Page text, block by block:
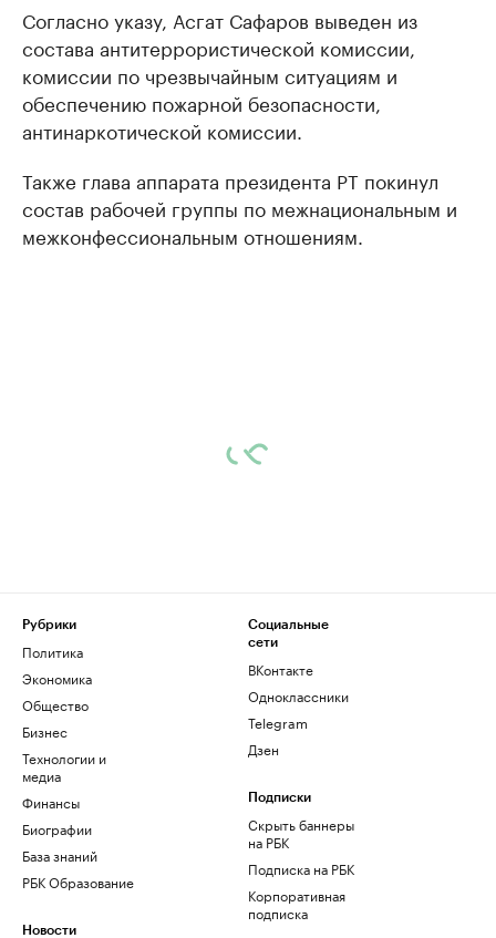
Согласно указу, Асгат Сафаров выведен из
состава антитеррористической комиссии,
комиссии по чрезвычайным ситуациям и
обеспечению пожарной безопасности,
антинаркотической комиссии.
Также глава аппарата президента РТ покинул
состав рабочей группы по межнациональным и
межконфессиональным отношениям.
Рубрики
Политика
Экономика
Общество
Бизнес
Технологии и
медиа
Финансы
Биографии
База знаний
РБК Образование
Новости
Социальные
сети
ВКонтакте
Одноклассники
Telegram
Дзен
Подписки
Скрыть баннеры
на РБК
Подписка на РБК
Корпоративная
подписка